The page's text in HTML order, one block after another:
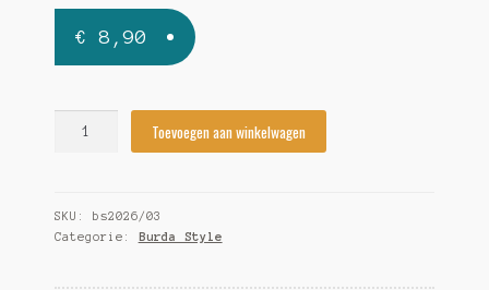
€ 8,90
Toevoegen aan winkelwagen
SKU: bs2026/03
Categorie: Burda Style